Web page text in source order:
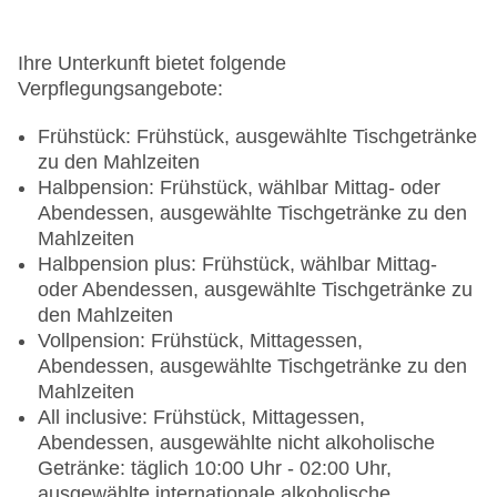
Ihre Unterkunft bietet folgende
Verpflegungsangebote:
Frühstück: Frühstück, ausgewählte Tischgetränke
zu den Mahlzeiten
Halbpension: Frühstück, wählbar Mittag- oder
Abendessen, ausgewählte Tischgetränke zu den
Mahlzeiten
Halbpension plus: Frühstück, wählbar Mittag-
oder Abendessen, ausgewählte Tischgetränke zu
den Mahlzeiten
Vollpension: Frühstück, Mittagessen,
Abendessen, ausgewählte Tischgetränke zu den
Mahlzeiten
All inclusive: Frühstück, Mittagessen,
Abendessen, ausgewählte nicht alkoholische
Getränke: täglich 10:00 Uhr - 02:00 Uhr,